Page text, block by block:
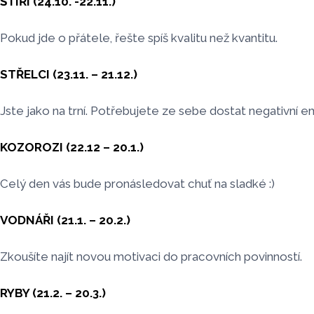
Pokud jde o přátele, řešte spíš kvalitu než kvantitu.
STŘELCI (23.11. – 21.12.)
Jste jako na trní. Potřebujete ze sebe dostat negativní
KOZOROZI (22.12 – 20.1.)
Celý den vás bude pronásledovat chuť na sladké :)
VODNÁŘI (21.1. – 20.2.)
Zkoušíte najít novou motivaci do pracovních povinností.
RYBY (21.2. – 20.3.)